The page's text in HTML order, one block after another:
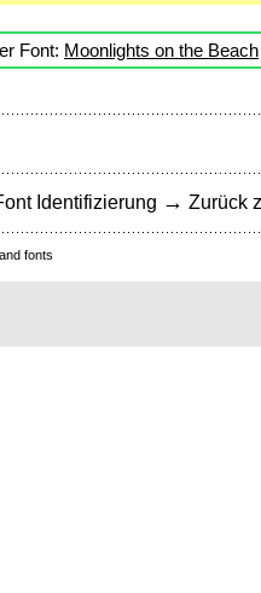
Font: Moonlights on the Beach
Identifizierung → Zurück
fonts